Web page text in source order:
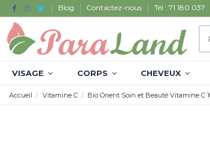
Blog Contactez-nous Tél : 71 180 037
VISAGE CORPS CHEVEUX
Accueil Vitamine C Bio Orient Soin et Beauté Vitamine C